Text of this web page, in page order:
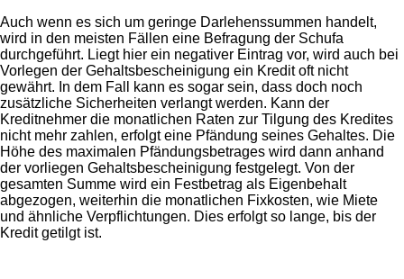
Auch wenn es sich um geringe Darlehenssummen handelt,
wird in den meisten Fällen eine Befragung der Schufa
durchgeführt. Liegt hier ein negativer Eintrag vor, wird auch bei
Vorlegen der Gehaltsbescheinigung ein Kredit oft nicht
gewährt. In dem Fall kann es sogar sein, dass doch noch
zusätzliche Sicherheiten verlangt werden. Kann der
Kreditnehmer die monatlichen Raten zur Tilgung des Kredites
nicht mehr zahlen, erfolgt eine Pfändung seines Gehaltes. Die
Höhe des maximalen Pfändungsbetrages wird dann anhand
der vorliegen Gehaltsbescheinigung festgelegt. Von der
gesamten Summe wird ein Festbetrag als Eigenbehalt
abgezogen, weiterhin die monatlichen Fixkosten, wie Miete
und ähnliche Verpflichtungen. Dies erfolgt so lange, bis der
Kredit getilgt ist.